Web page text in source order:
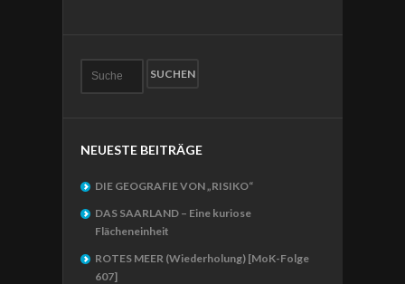
NEUESTE BEITRÄGE
DIE GEOGRAFIE VON „RISIKO“
DAS SAARLAND – Eine kuriose
Flächeneinheit
ROTES MEER (Wiederholung) [MoK-Folge
607]